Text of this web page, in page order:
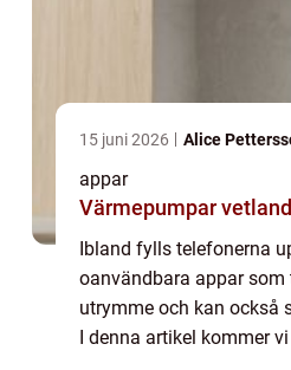
15 juni 2026 Alice
appar
Värmepumpar
Ibland fylls telefonerna
oanvändbara appar
utrymme och kan också
I denna artikel kommer